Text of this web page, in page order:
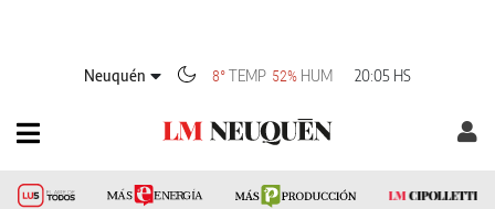
Neuquén 8° TEMP 52% HUM 20:05 HS